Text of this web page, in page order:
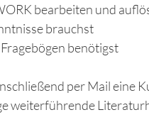
bearbeiten und
brauchst
benötigst
per Mail eine
weiterführende